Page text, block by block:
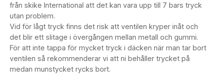
från skike International att det kan vara upp till 7 bars tryck
utan problem.
Vid för lågt tryck finns det risk att ventilen kryper inåt och
det blir ett slitage i övergången mellan metall och gummi.
För att inte tappa för mycket tryck i däcken när man tar bort
ventilen så rekommenderar vi att ni behåller trycket på
medan munstycket rycks bort.